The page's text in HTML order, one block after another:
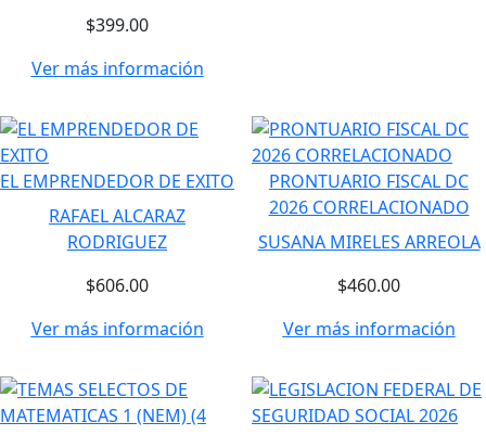
$399.00
Ver más información
EL EMPRENDEDOR DE EXITO
RAFAEL ALCARAZ
RODRIGUEZ
$606.00
Ver más información
PRONTUARIO FISCAL DC
2026 CORRELACIONADO
SUSANA MIRELES ARREOLA
$460.00
Ver más información